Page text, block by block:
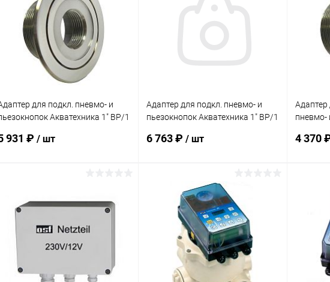
для подкл. пневмо- и
Акватехника 1" ВР/1
931 ₽ / шт
В избранное
К сравнению
Адаптер для подкл. пневмо- и
пьезокнопок Акватехника 1" ВР/1
(AT08.02M)
6 763 ₽ / шт
В корзину
В избранное
К сравнению Под заказ
Адаптер
пневмо-
(плитка)
4 370
В
К